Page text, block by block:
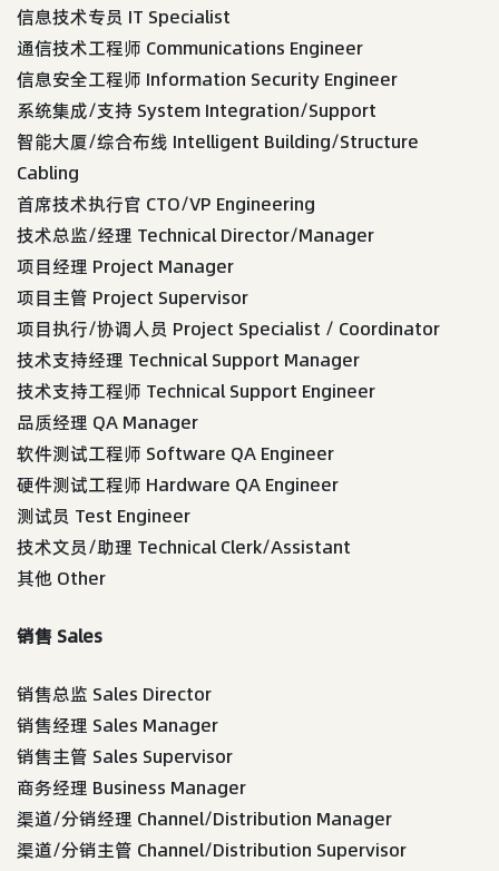
信息技术专员 IT Specialist
通信技术工程师 Communications Engineer
信息安全工程师 Information Security Engineer
系统集成/支持 System Integration/Support
智能大厦/综合布线 Intelligent Building/Structure
Cabling
首席技术执行官 CTO/VP Engineering
技术总监/经理 Technical Director/Manager
项目经理 Project Manager
项目主管 Project Supervisor
项目执行/协调人员 Project Specialist / Coordinator
技术支持经理 Technical Support Manager
技术支持工程师 Technical Support Engineer
品质经理 QA Manager
软件测试工程师 Software QA Engineer
硬件测试工程师 Hardware QA Engineer
测试员 Test Engineer
技术文员/助理 Technical Clerk/Assistant
其他 Other
销售 Sales
销售总监 Sales Director
销售经理 Sales Manager
销售主管 Sales Supervisor
商务经理 Business Manager
渠道/分销经理 Channel/Distribution Manager
渠道/分销主管 Channel/Distribution Supervisor